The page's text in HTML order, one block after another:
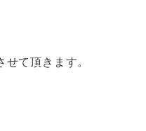
て頂きます。